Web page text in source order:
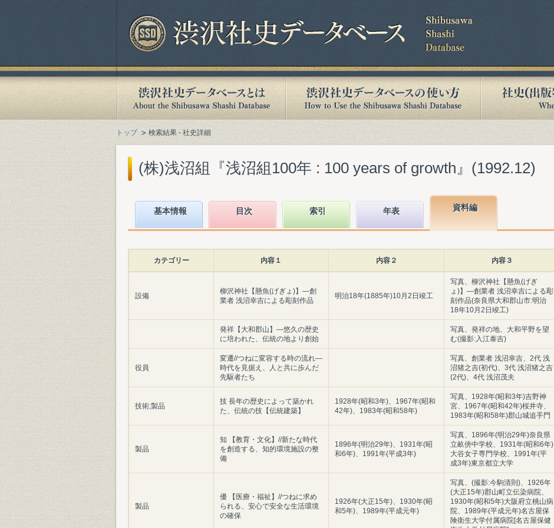
トップ 検索結果 - 社史詳細
(株)浅沼組『浅沼組100年 : 100 years of growth』(1992.12)
基本情報 目次 索引 年表 資料編
カテゴリー 内容１ 内容２ 内容３
設備
柳沢神社【懸魚(げぎょ)】―創
業者 浅沼幸吉による彫刻作品
明治18年(1885年)10月2日竣工
写真、柳沢神社【懸魚(げぎ
ょ)】―創業者 浅沼幸吉による彫
刻作品(奈良県大和郡山市:明治
18年10月2日竣工)
発祥【大和郡山】―悠久の歴史
に培われた、伝統の地より創始
写真、発祥の地、大和平野を望
む(撮影:入江泰吉)
役員
変遷//つねに変容する時の流れ―
時代を見据え、人と共に歩んだ
先駆者たち
写真、創業者 浅沼幸吉、2代 浅
沼猪之吉(初代)、3代 浅沼猪之吉
(2代)、4代 浅沼茂夫
技術;製品
技 長年の歴史によって築かれ
た、伝統の技【伝統建築】
1928年(昭和3年)、1967年(昭和
42年)、1983年(昭和58年)
写真、1928年(昭和3年)吉野神
宮、1967年(昭和42年)桜井寺、
1983年(昭和58年)郡山城追手門
製品
知 【教育・文化】//新たな時代
を創造する、知的環境施設の整
備
1896年(明治29年)、1931年(昭
和6年)、1991年(平成3年)
写真、1896年(明治29年)奈良県
立畝傍中学校、1931年(昭和6年)
大谷女子専門学校、1991年(平
成3年)東京都立大学
製品
優 【医療・福祉】//つねに求め
られる、安心で安全な生活環境
の確保
1926年(大正15年)、1930年(昭
和5年)、1989年(平成元年)
写真、(撮影:今駒清則)、1926年
(大正15年)郡山町立伝染病院、
1930年(昭和5年)大阪府立桃山病
院、1989年(平成元年)名古屋保
険衛生大学付属病院[名古屋保健